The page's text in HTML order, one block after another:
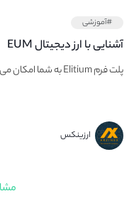
#آموزشی
آشنایی با ارز دیجیتال EUM
پلت فرم Elitium به شما امکان می دهد در...
ارزینکس